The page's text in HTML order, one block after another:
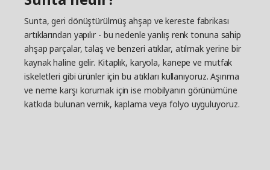
Sunta, geri dönüştürülmüş ahşap ve kereste fabrikası
artıklarından yapılır - bu nedenle yanlış renk tonuna sahip
ahşap parçalar, talaş ve benzeri atıklar, atılmak yerine bir
kaynak haline gelir. Kitaplık, karyola, kanepe ve mutfak
iskeletleri gibi ürünler için bu atıkları kullanıyoruz. Aşınma
ve neme karşı korumak için ise mobilyanın görünümüne
katkıda bulunan vernik, kaplama veya folyo uyguluyoruz.